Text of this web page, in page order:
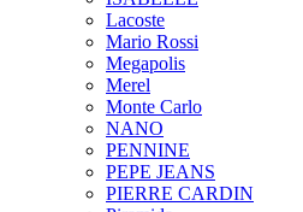
Lacoste
Mario Rossi
Megapolis
Merel
Monte Carlo
NANO
PENNINE
PEPE JEANS
PIERRE CARDIN